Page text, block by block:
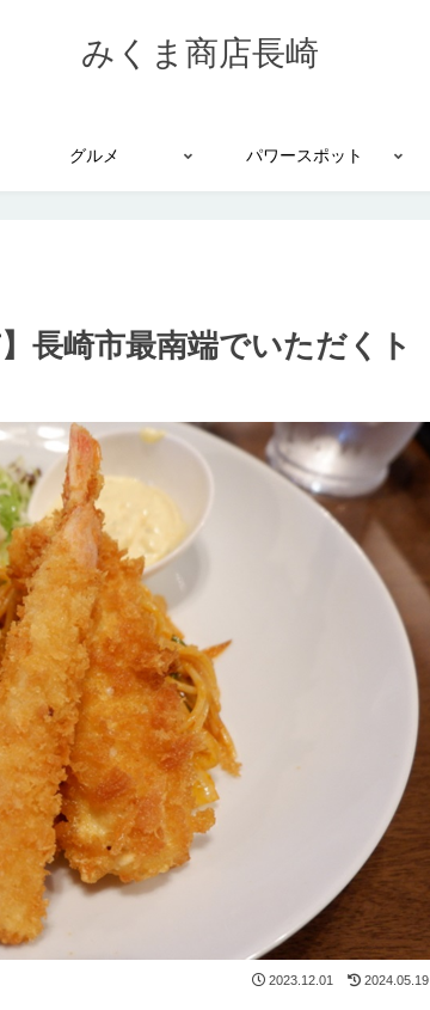
みくま商店長崎
グルメ パワースポット
長崎市最南端でいただくト
2023.12.01 2024.05.19